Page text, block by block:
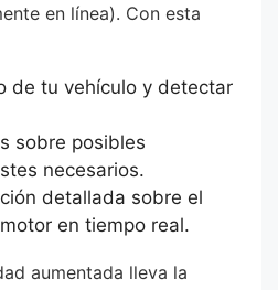
en línea). Con esta
de tu vehículo y detectar
sobre posibles
necesarios.
detallada sobre el
en tiempo real.
aumentada lleva la